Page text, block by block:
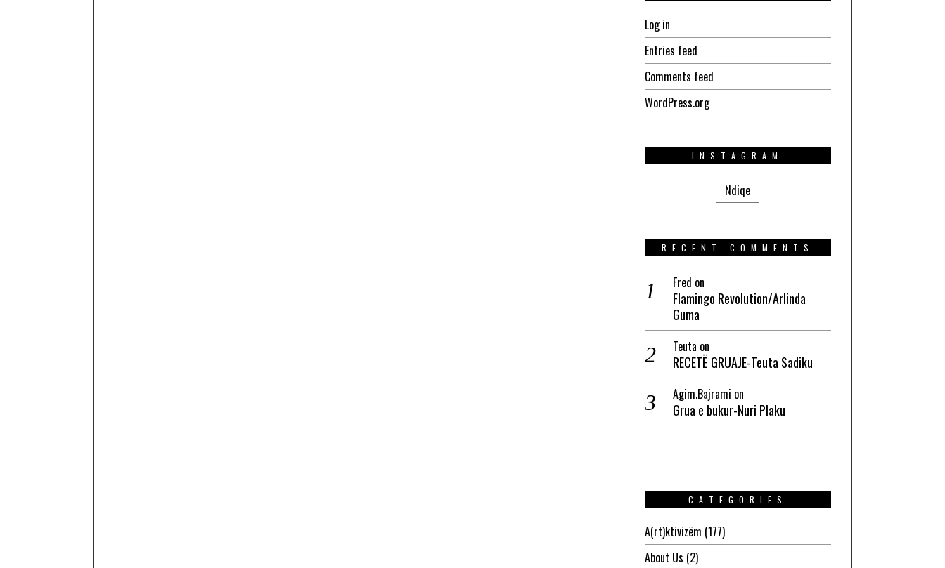
Log in
Entries feed
Comments feed
WordPress.org
INSTAGRAM
Ndiqe
RECENT COMMENTS
Fred on
Flamingo Revolution/Arlinda
Guma
Teuta on
RECETË GRUAJE-Teuta Sadiku
Agim.Bajrami on
Grua e bukur-Nuri Plaku
CATEGORIES
A(rt)ktivizëm (177)
About Us (2)